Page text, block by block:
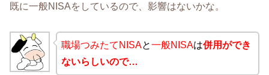
既に一般NISAをしているので、影響はないかな。
職場つみたてNISAと一般NISAは併用ができ
ないらしいので…